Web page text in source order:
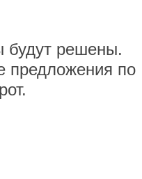
будут решены.
предложения по